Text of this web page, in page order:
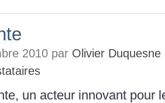
2010 par Olivier
un acteur innovant pour